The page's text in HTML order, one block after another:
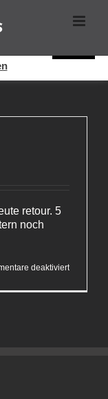
retour. 5
noch
deaktiviertfür
Bereitstellung der
erklären Sie sich